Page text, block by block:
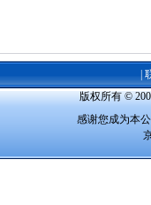
版权所有 ©
感谢您成为本